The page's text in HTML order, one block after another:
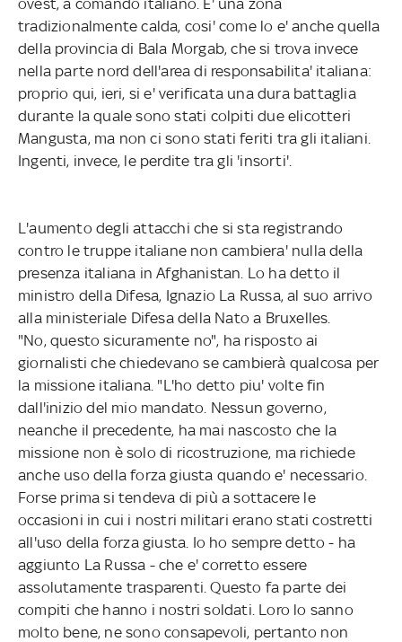
tradizionalmente calda, cosi' come lo e' anche quella
della provincia di Bala Morgab, che si trova invece
nella parte nord dell'area di responsabilita' italiana:
proprio qui, ieri, si e' verificata una dura battaglia
durante la quale sono stati colpiti due elicotteri
Mangusta, ma non ci sono stati feriti tra gli italiani.
Ingenti, invece, le perdite tra gli 'insorti'.
L'aumento degli attacchi che si sta registrando
contro le truppe italiane non cambiera' nulla della
presenza italiana in Afghanistan. Lo ha detto il
ministro della Difesa, Ignazio La Russa, al suo arrivo
alla ministeriale Difesa della Nato a Bruxelles.
"No, questo sicuramente no", ha risposto ai
giornalisti che chiedevano se cambierà qualcosa per
la missione italiana. "L'ho detto piu' volte fin
dall'inizio del mio mandato. Nessun governo,
neanche il precedente, ha mai nascosto che la
missione non è solo di ricostruzione, ma richiede
anche uso della forza giusta quando e' necessario.
Forse prima si tendeva di più a sottacere le
occasioni in cui i nostri militari erano stati costretti
all'uso della forza giusta. Io ho sempre detto - ha
aggiunto La Russa - che e' corretto essere
assolutamente trasparenti. Questo fa parte dei
compiti che hanno i nostri soldati. Loro lo sanno
molto bene, ne sono consapevoli, pertanto non